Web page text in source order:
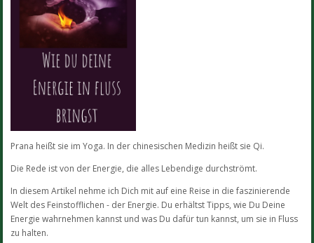
Prana heißt sie im Yoga. In der chinesischen Medizin heißt sie Qi.
Die Rede ist von der Energie, die alles Lebendige durchströmt.
In diesem Artikel nehme ich Dich mit auf eine Reise in die faszinierende
Welt des Feinstofflichen - der Energie. Du erhältst Tipps, wie Du Deine
Energie wahrnehmen kannst und was Du dafür tun kannst, um sie in Fluss
zu halten.